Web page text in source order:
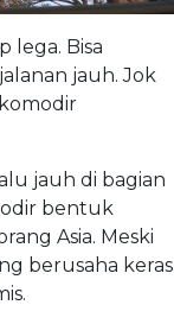
lega. Bisa
jauh. Jok
jauh di bagian
bentuk
Asia. Meski
berusaha keras